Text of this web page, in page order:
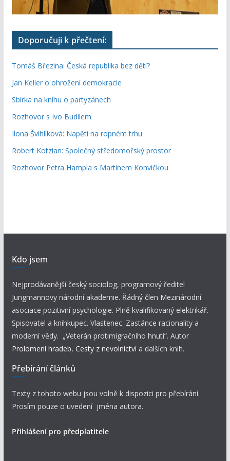
Doporučuji k přečtení:
Tomáš Březina: Česká republika bez dětí?
Jan Keller o ohrožení demokracie
Sbírka na knihu o partyzánech
Rozhovor s Ivo Budilem
Ilona Švihlíková: Napětí na ropném trhu
Robert Kotzian: Společný středomořský prostor
Rozhovor Petra Hampla s Martinem Konvičkou
Kdo jsem
Nejprodávanější český sociolog, programový ředitel
Jungmannovy národní akademie. Řádný člen Mezinárodní
asociace pozitivní psychologie. Plně kvalifikovaný elektrikář.
Spisovatel a knihkupec. Vlastenec. Zastánce racionality a
moderní vědy. „Veterán protimigračního hnutí“. Autor
Prolomení hradeb, Cesty z nevolnictví a dalších knih.
Přebírání článků
Texty z tohoto webu jsou volně k dispozici pro přebírání.
Prosím pouze o uvedení jména autora.
Přihlášení pro předplatitele